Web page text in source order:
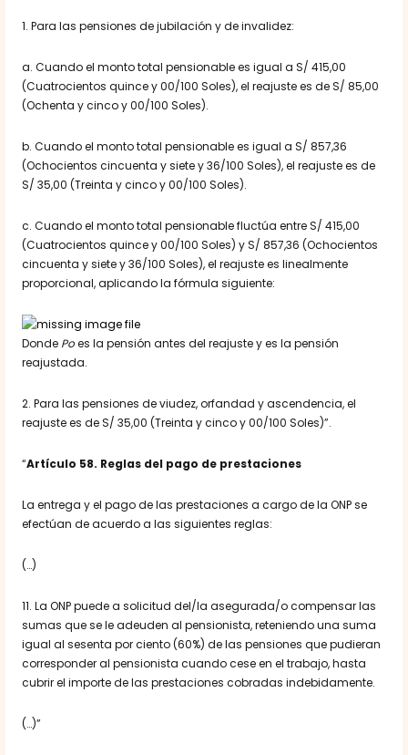
1. Para las pensiones de jubilación y de invalidez:
a. Cuando el monto total pensionable es igual a S/ 415,00
(Cuatrocientos quince y 00/100 Soles), el reajuste es de S/ 85,00
(Ochenta y cinco y 00/100 Soles).
b. Cuando el monto total pensionable es igual a S/ 857,36
(Ochocientos cincuenta y siete y 36/100 Soles), el reajuste es de
S/ 35,00 (Treinta y cinco y 00/100 Soles).
c. Cuando el monto total pensionable fluctúa entre S/ 415,00
(Cuatrocientos quince y 00/100 Soles) y S/ 857,36 (Ochocientos
cincuenta y siete y 36/100 Soles), el reajuste es linealmente
proporcional, aplicando la fórmula siguiente:
Donde Poes la pensión antes del reajuste y es la pensión
reajustada.
2. Para las pensiones de viudez, orfandad y ascendencia, el
reajuste es de S/ 35,00 (Treinta y cinco y 00/100 Soles)”.
“Artículo 58. Reglas del pago de prestaciones
La entrega y el pago de las prestaciones a cargo de la ONP se
efectúan de acuerdo a las siguientes reglas:
(…)
11. La ONP puede a solicitud del/la asegurada/o compensar las
sumas que se le adeuden al pensionista, reteniendo una suma
igual al sesenta por ciento (60%) de las pensiones que pudieran
corresponder al pensionista cuando cese en el trabajo, hasta
cubrir el importe de las prestaciones cobradas indebidamente.
(…)”